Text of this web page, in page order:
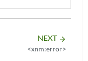
NEXT arrow_forward
<xnm:error>